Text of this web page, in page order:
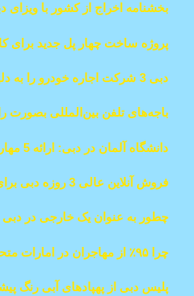
افزایش یافته است
بخشنامه اخراج از کشور با ویزای
پروژه ساخت چهار پل جدید
دبی 3 شرکت اجاره خودرو را به
جریمه و تعطیل کرد.
باجه‌های تلفن بین‌المللی بصورت
دانشگاه
فروش آنلاین عالی 3 روزه
چطور به عنوان یک خارجی در دبی
چرا ۹۵٪ از مهاجران در امارات
پلیس دبی از پهپادهای آبی رنگ